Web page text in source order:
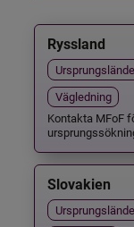
Ryssland
Vägledning
Kontakta MFoF
Slovakien